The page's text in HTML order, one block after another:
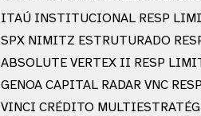
ITAÚ INSTITUCIONAL RESP
SPX NIMITZ ESTRUTURADO
ABSOLUTE VERTEX II RESP
GENOA CAPITAL RADAR VNC
VINCI CRÉDITO